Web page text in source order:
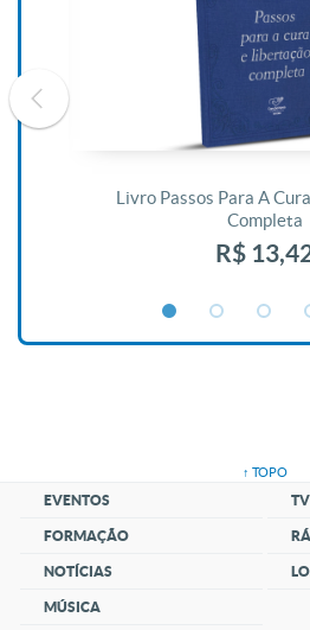
Livro Passos Para A
Completa
R$
↑ TOPO
EVENTOS
FORMAÇÃO
NOTÍCIAS
MÚSICA
TV